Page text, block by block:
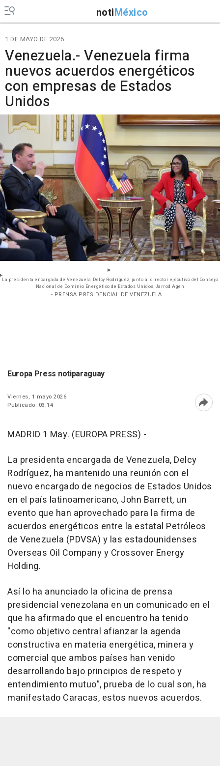
notiMéxico
1 DE MAYO DE 2026
Venezuela.- Venezuela firma
nuevos acuerdos energéticos
con empresas de Estados
Unidos
La presidenta encargada de Venezuela, Delcy Rodríguez, junto al director ejecutivo del Consejo
Nacional de Dominio Energético de Estados Unidos, Jarrod Agen
- PRENSA PRESIDENCIAL DE VENEZUELA
Europa Press notiparaguay
Viernes, 1 mayo 2026
Publicado: 03:14
MADRID 1 May. (EUROPA PRESS) -
La presidenta encargada de Venezuela, Delcy
Rodríguez, ha mantenido una reunión con el
nuevo encargado de negocios de Estados Unidos
en el país latinoamericano, John Barrett, un
evento que han aprovechado para la firma de
acuerdos energéticos entre la estatal Petróleos
de Venezuela (PDVSA) y las estadounidenses
Overseas Oil Company y Crossover Energy
Holding.
Así lo ha anunciado la oficina de prensa
presidencial venezolana en un comunicado en el
que ha afirmado que el encuentro ha tenido
"como objetivo central afianzar la agenda
constructiva en materia energética, minera y
comercial que ambos países han venido
desarrollando bajo principios de respeto y
entendimiento mutuo", prueba de lo cual son, ha
manifestado Caracas, estos nuevos acuerdos.